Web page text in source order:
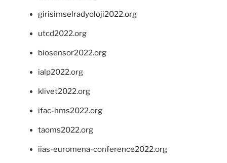
girisimselradyoloji2022.org
utcd2022.org
biosensor2022.org
ialp2022.org
klivet2022.org
ifac-hms2022.org
taoms2022.org
iias-euromena-conference2022.org